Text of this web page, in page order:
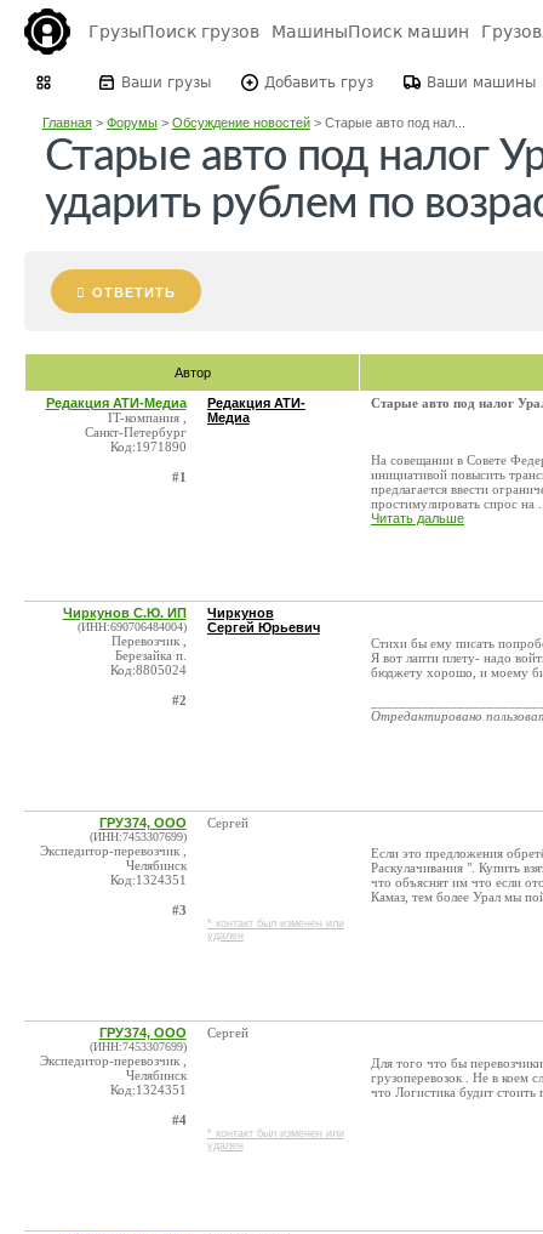
ГрузыПоиск грузов МашиныПоиск машин
Ваши грузы Добавить груз Ваши машины
Главная> Форумы> Обсуждение новостей> Старые авто под нал...
Старые авто под налог
ударить рублем по
ОТВЕТИТЬ
Автор
Редакция АТИ-Медиа
IT-компания ,
Санкт-Петербург
Код:1971890
#1
Редакция АТИ-
Медиа
Старые авто под налог
На совещании в Совете
инициативой повысить
предлагается ввести
простимулировать спрос на
Читать дальше
Чиркунов С.Ю. ИП
(ИНН:690706484004)
Перевозчик ,
Березайка п.
Код:8805024
#2
Чиркунов
Сергей Юрьевич
Стихи бы ему писать
Я вот лапти плету- надо
бюджету хорошо, и моему
Отредактировано
ГРУЗ74, ООО
(ИНН:7453307699)
Экспедитор-перевозчик ,
Челябинск
Код:1324351
#3
Сергей
* контакт был изменен или
удален
Если это предложения
Раскулачивания ". Купить
что объяснят им что если
Камаз, тем более Урал мы
ГРУЗ74, ООО
(ИНН:7453307699)
Экспедитор-перевозчик ,
Челябинск
Код:1324351
#4
Сергей
* контакт был изменен или
удален
Для того что бы
грузоперевозок . Не в коем
что Логистика будит